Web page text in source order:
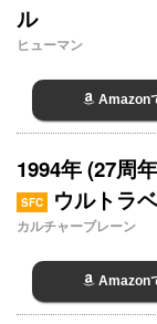
ル
ヒューマン
Amazon
1994年 (27周
SFC ウルトラ
カルチャーブレーン
Amazon